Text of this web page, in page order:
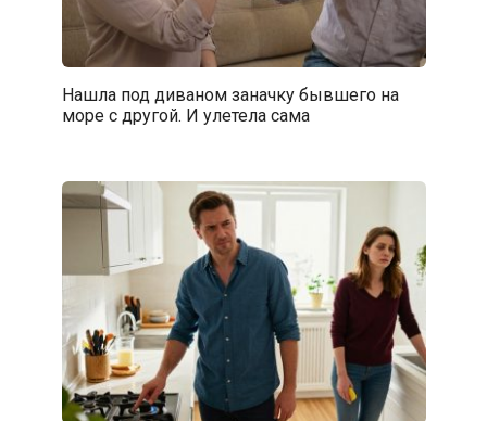
Нашла под диваном заначку бывшего на
море с другой. И улетела сама